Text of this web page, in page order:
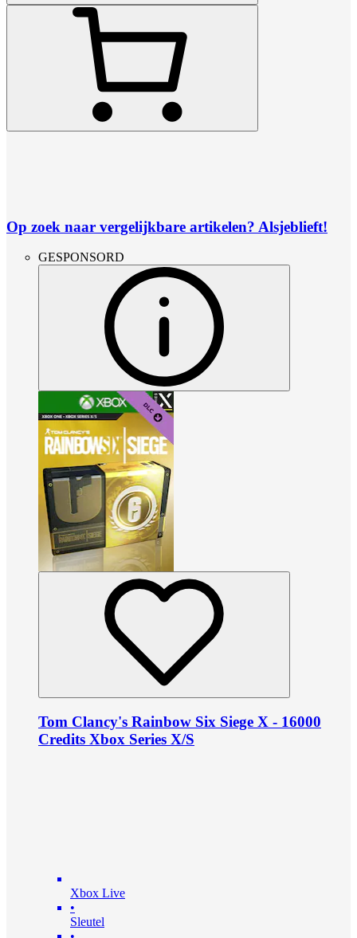
Op zoek naar vergelijkbare artikelen? Alsjeblieft!
GESPONSORD
Tom Clancy's Rainbow Six Siege X - 16000
Credits Xbox Series X/S
Xbox Live
•
Sleutel